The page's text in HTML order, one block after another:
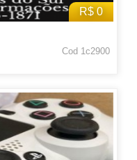
R$ 0
Cod 1c2900